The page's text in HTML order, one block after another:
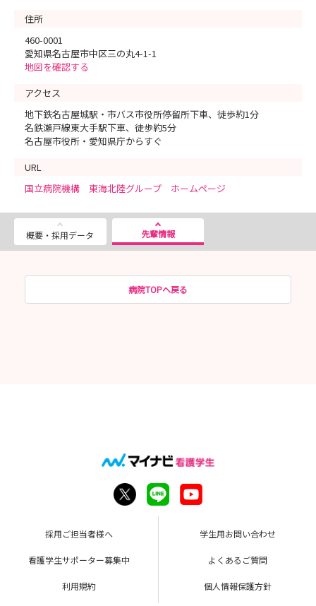
住所
460-0001
愛知県名古屋市中区三の丸4-1-1
地図を確認する
アクセス
地下鉄名古屋城駅・市バス市役所停留所下車、徒歩約1分
名鉄瀬戸線東大手駅下車、徒歩約5分
名古屋市役所・愛知県庁からすぐ
URL
国立病院機構 東海北陸グループ ホームページ
概要・採用データ 先輩情報
病院TOPへ戻る
採用ご担当者様へ 学生用お問い合わせ
看護学生サポーター募集中 よくあるご質問
利用規約 個人情報保護方針